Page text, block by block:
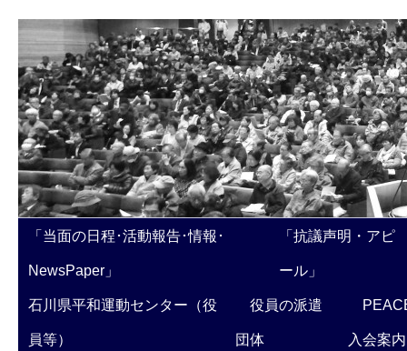
「当面の日程･活動報告･情報･
NewsPaper」
「抗議声明・アピ
ール」
石川県平和運動センター（役
員等）
役員の派遣
団体 入会案内